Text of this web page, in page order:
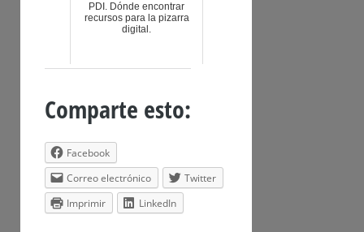
PDI. Dónde encontrar
recursos para la pizarra
digital.
Comparte esto:
Facebook
Correo electrónico
Twitter
Imprimir
LinkedIn